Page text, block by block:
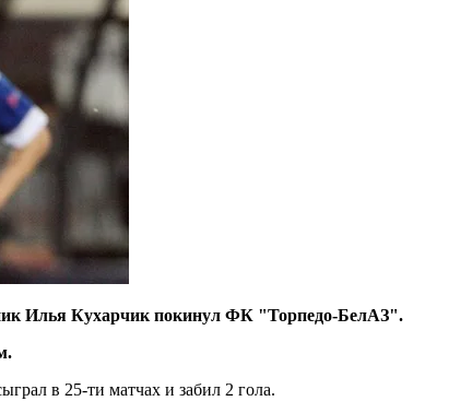
Илья Кухарчик покинул ФК "Торпедо-БелАЗ".
в 25-ти матчах и забил 2 гола.